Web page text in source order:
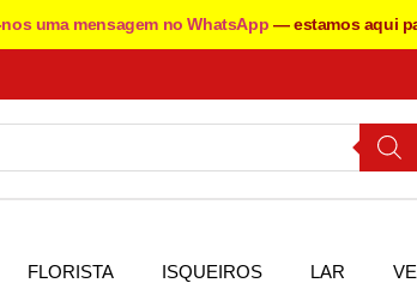
uma mensagem no WhatsApp — estamos aqui
FLORISTA ISQUEIROS LAR